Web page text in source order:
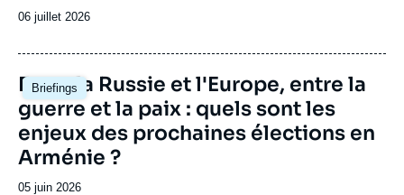
Date
publication
06 juillet 2026
Briefings
Image
principale
Entre la Russie et l'Europe, entre la
guerre et la paix : quels sont les
enjeux des prochaines élections en
Arménie ?
Date
05 juin 2026